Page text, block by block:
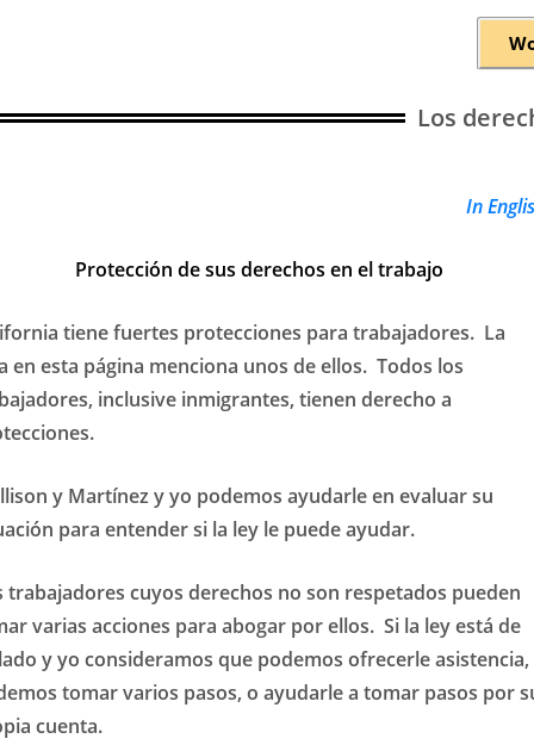
Los
In
Protección de sus derechos en el trabajo
tiene fuertes protecciones para trabajadores. La
en esta página menciona unos de ellos. Todos los
inclusive inmigrantes, tienen derecho a
y Martínez y yo podemos ayudarle en evaluar su
para entender si la ley le puede ayudar.
trabajadores cuyos derechos no son respetados pueden
varias acciones para abogar por ellos. Si la ley está de
y yo consideramos que podemos ofrecerle asistencia,
tomar varios pasos, o ayudarle a tomar pasos por
cuenta.